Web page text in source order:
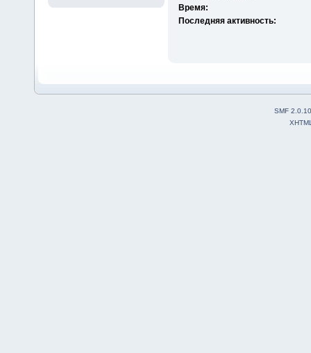
Время:
Последняя активность:
SMF 2.0.10